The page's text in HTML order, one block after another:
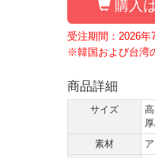
購入
受注期間：2026年
※韓国および台湾
商品詳細
サイズ
素材